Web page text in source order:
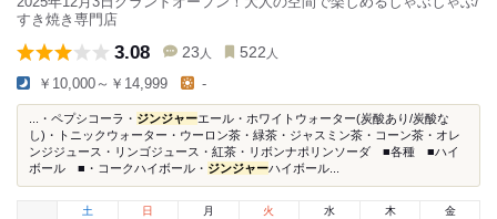
すき焼き専門店
3.08 23 人 522 人
￥10,000～￥14,999 -
...・ペプシコーラ・ ジンジャーエール・ホワイトウォーター(炭酸あり/炭酸な
し)・トニックウォーター・ウーロン茶・緑茶・ジャスミン茶・コーン茶・オレ
ンジジュース・リンゴジュース・紅茶・リボンナポリンソーダ ■各種 ■ハイ
ボール ■・コークハイボール・ ジンジャーハイボール...
土
日 月 火 水 木 金